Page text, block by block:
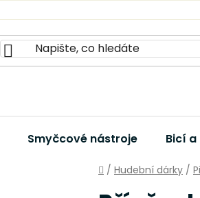
Smyčcové nástroje Bicí
Domů
/ Hudební dárky /